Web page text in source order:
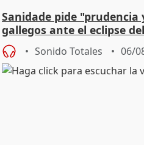
Sanidade pide
gallegos ante el eclipse
Sonido Totales 06/